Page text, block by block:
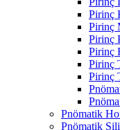
Pirinç
Pirinç
Pirinç
Pirinç
Pirinç
Pirinç
Pnömatik
Pnömatik